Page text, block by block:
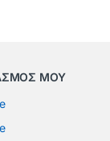
ΜΟΥ